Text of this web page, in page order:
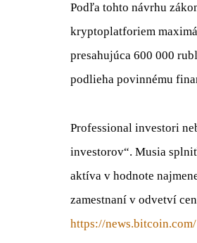
Podľa tohto návrhu
kryptoplatforiem
presahujúca 600 000
podlieha povinnému
Professional investori
investorov“. Musia
aktíva v hodnote
zamestnaní v odvetví
https://news.bitcoin.com/